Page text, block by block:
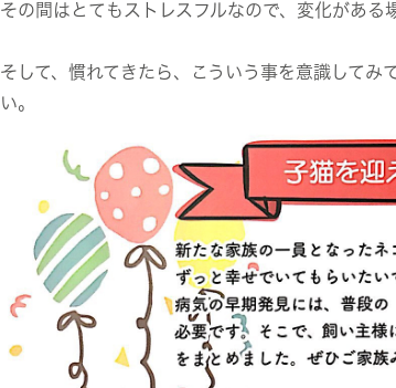
その間はとてもストレスフルなので、変化がある
そして、慣れてきたら、こういう事を意識して
い。